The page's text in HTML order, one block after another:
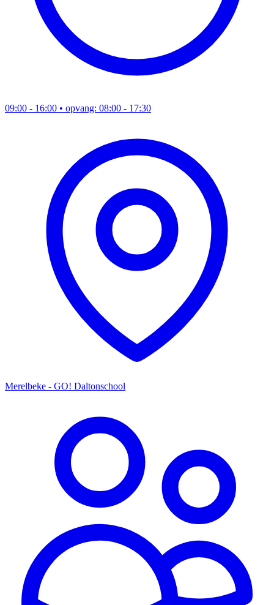
09:00 - 16:00 • opvang: 08:00 - 17:30
Merelbeke - GO! Daltonschool